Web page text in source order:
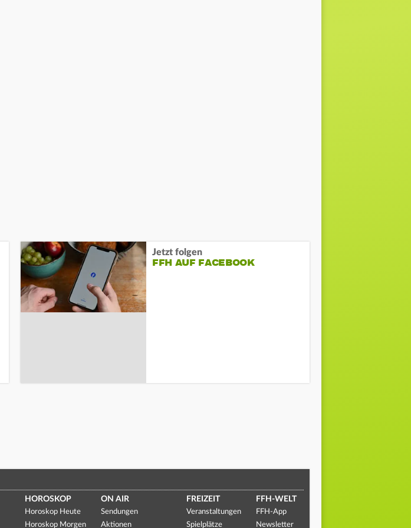
Jetzt folgen
FFH AUF FACEBOOK
HOROSKOP
Horoskop Heute
Horoskop Morgen
ON AIR
Sendungen
Aktionen
FREIZEIT
Veranstaltungen
Spielplätze
FFH-WELT
FFH-App
Newsletter